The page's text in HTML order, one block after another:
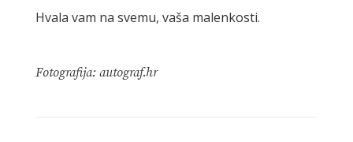
Hvala vam na svemu, vaša malenkosti.
Fotografija: autograf.hr